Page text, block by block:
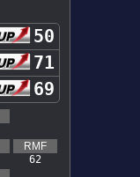
50
71
69
RMF
62